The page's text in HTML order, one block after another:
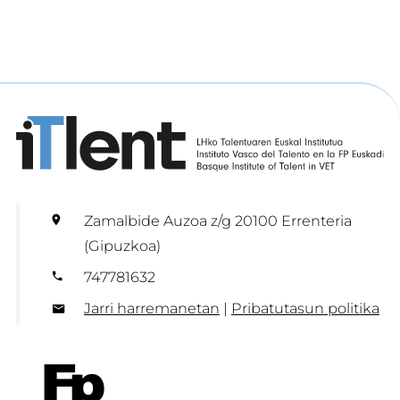
Zamalbide Auzoa z/g 20100 Errenteria
(Gipuzkoa)
747781632
Jarri harremanetan | Pribatutasun politika